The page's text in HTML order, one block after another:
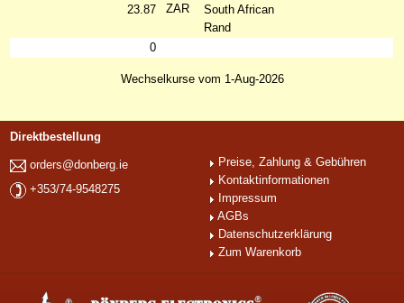
23.87
ZAR
South African
Rand
0
Wechselkurse vom 1-Aug-2026
Direktbestellung
orders@donberg.ie
+353/74-9548275
Preise, Zahlung & Gebühren
Kontaktinformationen
Impressum
AGBs
Datenschutzerklärung
Zum Warenkorb